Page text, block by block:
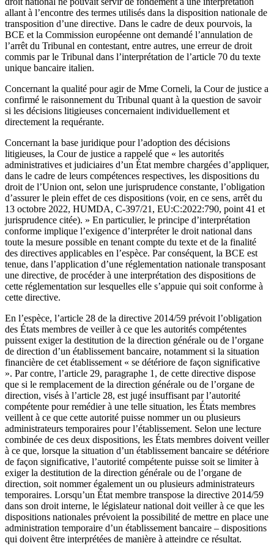
allant à l’encontre des termes utilisés dans la disposition nationale de
transposition d’une directive. Dans le cadre de deux pourvois, la
BCE et la Commission européenne ont demandé l’annulation de
l’arrêt du Tribunal en contestant, entre autres, une erreur de droit
commis par le Tribunal dans l’interprétation de l’article 70 du texte
unique bancaire italien.
Concernant la qualité pour agir de Mme Corneli, la Cour de justice a
confirmé le raisonnement du Tribunal quant à la question de savoir
si les décisions litigieuses concernaient individuellement et
directement la requérante.
Concernant la base juridique pour l’adoption des décisions
litigieuses, la Cour de justice a rappelé que « les autorités
administratives et judiciaires d’un État membre chargées d’appliquer,
dans le cadre de leurs compétences respectives, les dispositions du
droit de l’Union ont, selon une jurisprudence constante, l’obligation
d’assurer le plein effet de ces dispositions (voir, en ce sens, arrêt du
13 octobre 2022, HUMDA, C‑397/21, EU:C:2022:790, point 41 et
jurisprudence citée). » En particulier, le principe d’interprétation
conforme implique l’exigence d’interpréter le droit national dans
toute la mesure possible en tenant compte du texte et de la finalité
des directives applicables en l’espèce. Par conséquent, la BCE est
tenue, dans l’application d’une réglementation nationale transposant
une directive, de procéder à une interprétation des dispositions de
cette réglementation sur lesquelles elle s’appuie qui soit conforme à
cette directive.
En l’espèce, l’article 28 de la directive 2014/59 prévoit l’obligation
des États membres de veiller à ce que les autorités compétentes
puissent exiger la destitution de la direction générale ou de l’organe
de direction d’un établissement bancaire, notamment si la situation
financière de cet établissement « se détériore de façon significative
». Par contre, l’article 29, paragraphe 1, de cette directive dispose
que si le remplacement de la direction générale ou de l’organe de
direction, visés à l’article 28, est jugé insuffisant par l’autorité
compétente pour remédier à une telle situation, les États membres
veillent à ce que cette autorité puisse nommer un ou plusieurs
administrateurs temporaires pour l’établissement. Selon une lecture
combinée de ces deux dispositions, les États membres doivent veiller
à ce que, lorsque la situation d’un établissement bancaire se détériore
de façon significative, l’autorité compétente puisse soit se limiter à
exiger la destitution de la direction générale ou de l’organe de
direction, soit nommer également un ou plusieurs administrateurs
temporaires. Lorsqu’un État membre transpose la directive 2014/59
dans son droit interne, le législateur national doit veiller à ce que les
dispositions nationales prévoient la possibilité de mettre en place une
administration temporaire d’un établissement bancaire – dispositions
qui doivent être interprétées de manière à atteindre ce résultat.